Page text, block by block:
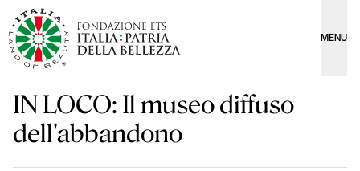
MENU
IN LOCO: Il museo diffuso
dell'abbandono